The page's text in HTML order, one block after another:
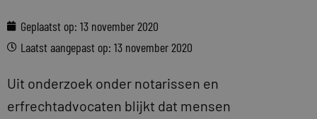
Geplaatst op: 13 november 2020
Laatst aangepast op: 13 november 2020
Uit onderzoek onder notarissen en
erfrechtadvocaten blijkt dat mensen